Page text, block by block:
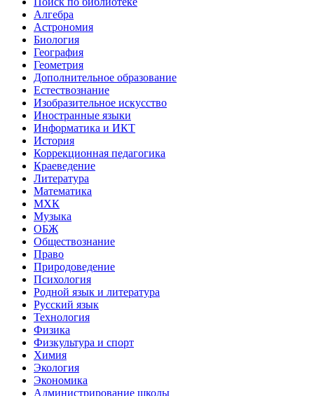
Алгебра
Астрономия
Биология
География
Геометрия
Дополнительное образование
Естествознание
Изобразительное искусство
Иностранные языки
Информатика и ИКТ
История
Коррекционная педагогика
Краеведение
Литература
Математика
МХК
Музыка
ОБЖ
Обществознание
Право
Природоведение
Психология
Родной язык и литература
Русский язык
Технология
Физика
Физкультура и спорт
Химия
Экология
Экономика
Администрирование школы